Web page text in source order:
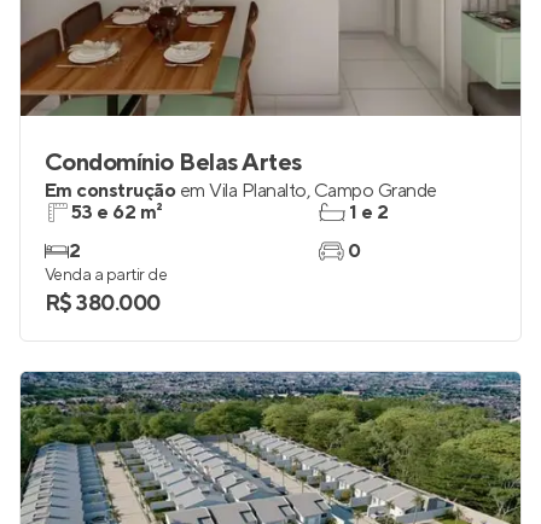
Condomínio Belas Artes
Em construção em Vila Planalto, Campo Grande
53 e 62 m²
2
1 e 2
0
Venda a partir de
R$ 380.000